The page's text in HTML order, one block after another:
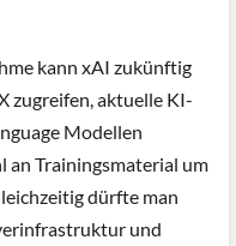
kann xAI zukünftig
zugreifen, aktuelle KI-
Modellen
an Trainingsmaterial um
dürfte man
und